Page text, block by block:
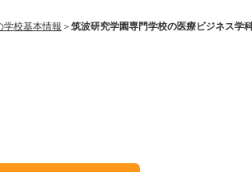
学校基本情報 筑波研究学園専門学校の医療ビジネス